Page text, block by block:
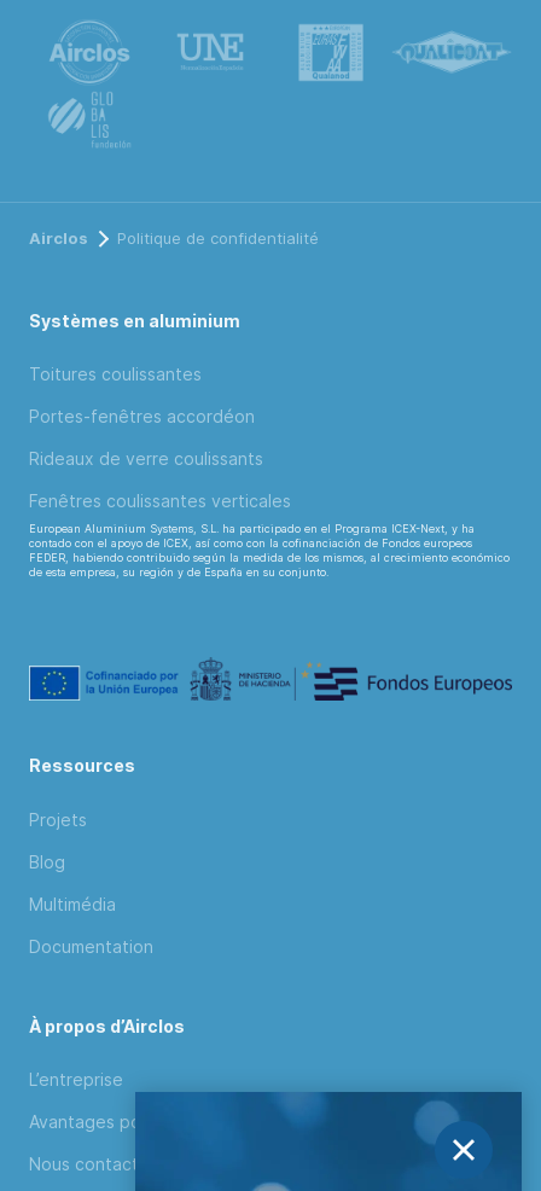
Airclos Politique de confidentialité
Systèmes en aluminium
Toitures coulissantes
Portes-fenêtres accordéon
Rideaux de verre coulissants
Fenêtres coulissantes verticales
European Aluminium Systems, S.L. ha participado en el Programa ICEX-Next, y ha
contado con el apoyo de ICEX, así como con la cofinanciación de Fondos europeos
FEDER, habiendo contribuido según la medida de los mismos, al crecimiento económico
de esta empresa, su región y de España en su conjunto.
Ressources
Projets
Blog
Multimédia
Documentation
À propos d’Airclos
L’entreprise
Avantages pour distributeurs
Nous contacter